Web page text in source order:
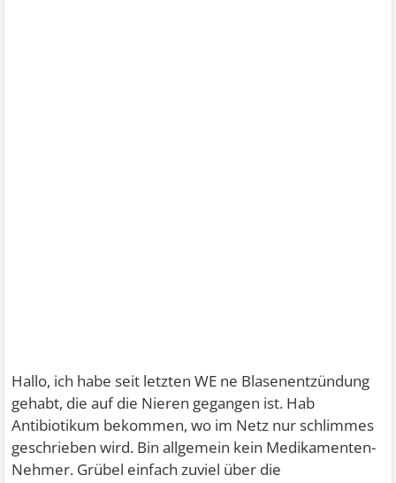
Hallo, ich habe seit letzten WE ne Blasenentzündung
gehabt, die auf die Nieren gegangen ist. Hab
Antibiotikum bekommen, wo im Netz nur schlimmes
geschrieben wird. Bin allgemein kein Medikamenten-
Nehmer. Grübel einfach zuviel über die